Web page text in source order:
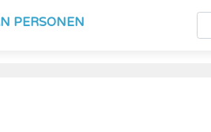
PERSONEN